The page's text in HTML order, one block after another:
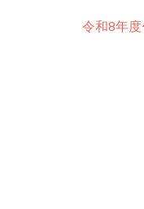
令和8年